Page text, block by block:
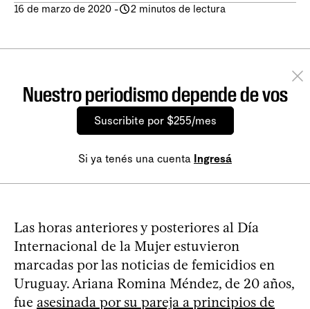
16 de marzo de 2020 - 2 minutos de lectura
Nuestro periodismo depende de vos
Suscribite por $255/mes
Si ya tenés una cuenta Ingresá
Las horas anteriores y posteriores al Día
Internacional de la Mujer estuvieron
marcadas por las noticias de femicidios en
Uruguay. Ariana Romina Méndez, de 20 años,
fue asesinada por su pareja a principios de